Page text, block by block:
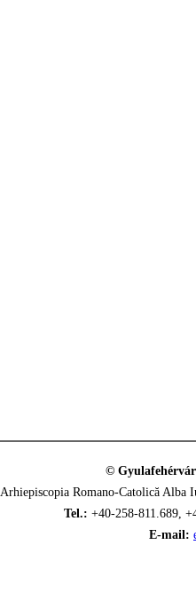
©
Arhiepiscopia Romano-Catolică
Tel.: +40-258-811.689,
E-mail: